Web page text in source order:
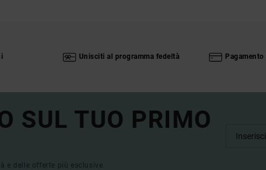
Unisciti al programma fedeltà
SUL TUO PRIMO
e delle offerte più esclusive.